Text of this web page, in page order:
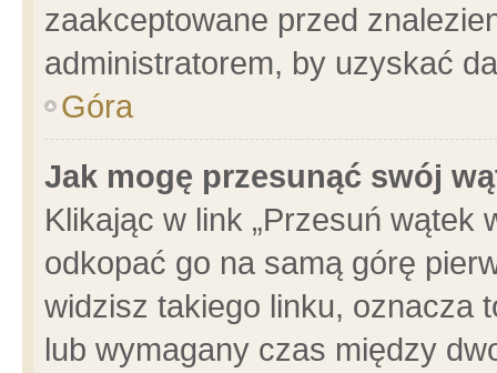
zaakceptowane przed
administratorem, by uzyskać
Góra
Jak mogę przesunąć swój
Klikając w link „Przesuń wątek
odkopać go na samą górę
widzisz takiego linku, oznacza
lub wymagany czas między